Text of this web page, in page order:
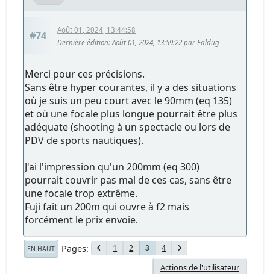
#74
Août 01, 2024, 13:44:58
Dernière édition: Août 01, 2024, 13:59:22 par Faldug
Merci pour ces précisions.
Sans être hyper courantes, il y a des situations
où je suis un peu court avec le 90mm (eq 135)
et où une focale plus longue pourrait être plus
adéquate (shooting à un spectacle ou lors de
PDV de sports nautiques).
J'ai l'impression qu'un 200mm (eq 300)
pourrait couvrir pas mal de ces cas, sans être
une focale trop extrême.
Fuji fait un 200m qui ouvre à f2 mais
forcément le prix envoie.
EN HAUT Pages 1 2 3 4
Actions de l'utilisateur